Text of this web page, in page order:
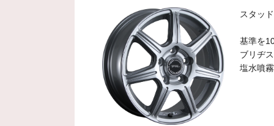
スタッ
基準を
ブリヂ
塩水噴